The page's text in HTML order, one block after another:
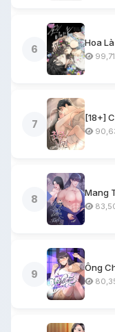
6
Hoa
7
[18+]
8
Mang
9
Ông